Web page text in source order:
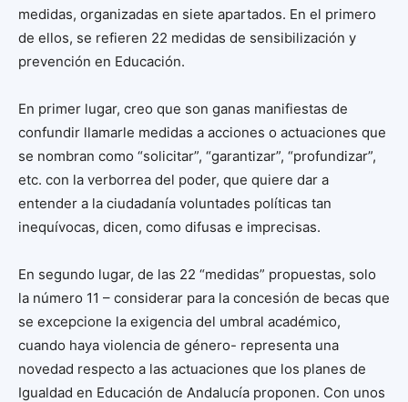
medidas, organizadas en siete apartados. En el primero
de ellos, se refieren 22 medidas de sensibilización y
prevención en Educación.
En primer lugar, creo que son ganas manifiestas de
confundir llamarle medidas a acciones o actuaciones que
se nombran como “solicitar”, “garantizar”, “profundizar”,
etc. con la verborrea del poder, que quiere dar a
entender a la ciudadanía voluntades políticas tan
inequívocas, dicen, como difusas e imprecisas.
En segundo lugar, de las 22 “medidas” propuestas, solo
la número 11 – considerar para la concesión de becas que
se excepcione la exigencia del umbral académico,
cuando haya violencia de género- representa una
novedad respecto a las actuaciones que los planes de
Igualdad en Educación de Andalucía proponen. Con unos